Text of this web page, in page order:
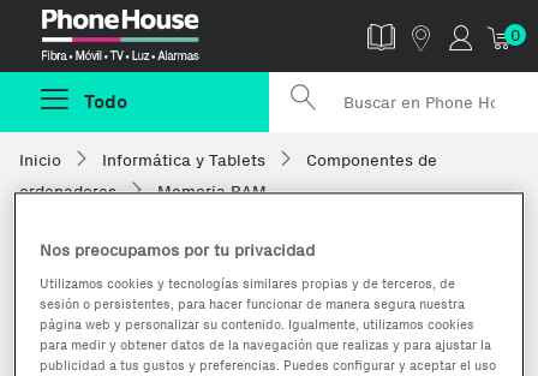
0
Todo
Inicio Informática y Tablets
Componentes de
ordenadores
Memoria RAM
Nos preocupamos por tu privacidad
Utilizamos cookies y tecnologías similares propias y de terceros, de
sesión o persistentes, para hacer funcionar de manera segura nuestra
página web y personalizar su contenido. Igualmente, utilizamos cookies
para medir y obtener datos de la navegación que realizas y para ajustar la
publicidad a tus gustos y preferencias. Puedes configurar y aceptar el uso